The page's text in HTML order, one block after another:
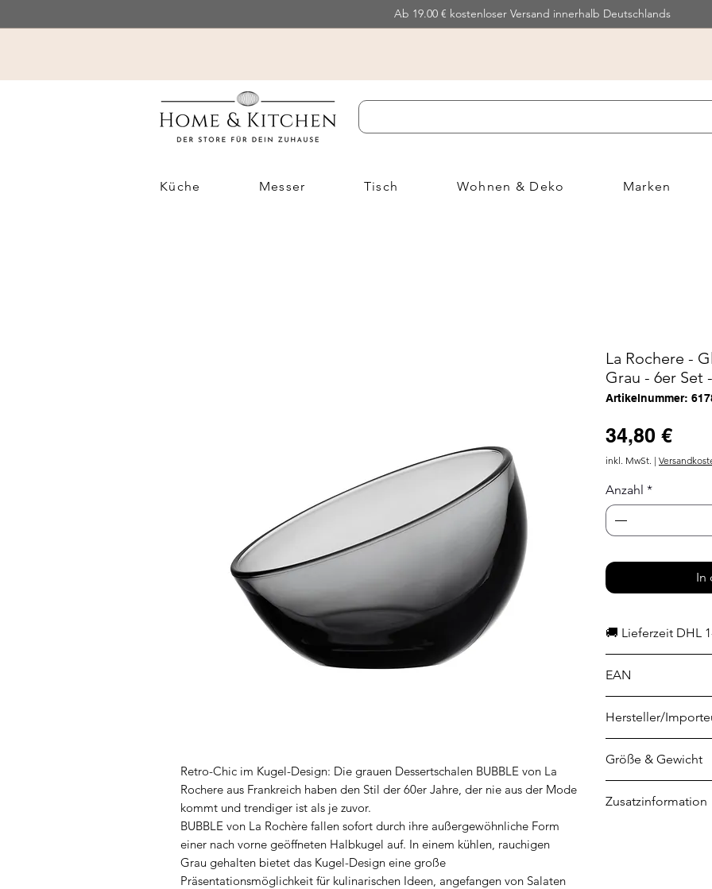
Ab 19.00 € kostenloser Versand innerhalb Deutschlands
Küche Messer Tisch Wohnen & Deko Marken
Retro-Chic im Kugel-Design: Die grauen Dessertschalen BUBBLE von La
Rochere aus Frankreich haben den Stil der 60er Jahre, der nie aus der Mode
kommt und trendiger ist als je zuvor.
BUBBLE von La Rochère fallen sofort durch ihre außergewöhnliche Form
einer nach vorne geöffneten Halbkugel auf. In einem kühlen, rauchigen
Grau gehalten bietet das Kugel-Design eine große
Präsentationsmöglichkeit für kulinarischen Ideen, angefangen von Salaten
La Rochere -
Grau - 6er Set
Artikelnummer:
34,80 €Preis
inkl. MwSt. |
Anzahl *
In
🚚 Lieferzeit DHL
EAN
Hersteller/
4 rue de la Verrerie
F-70210
Größe & Gewicht
Durchmesser: 12 cm
Zusatzinformation